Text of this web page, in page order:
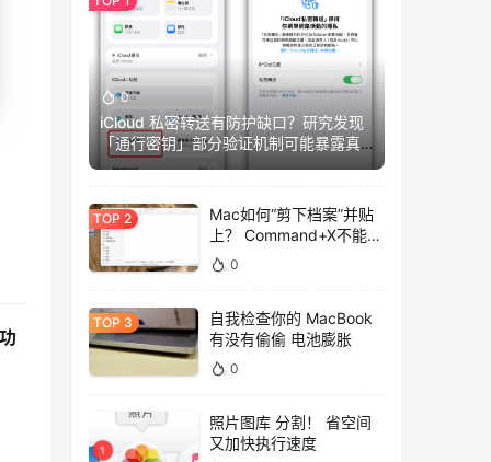
0
iCloud 私密转送有防护缺口？研究发现
「通行密钥」部分验证机制可能暴露真
实IP
Mac如何“剪下档案”并贴
上？ Command+X不能
用，用这招吧！
0
自我检查你的 MacBook
有没有偷偷 电池膨胀
0
照片图库 分割！ 省空间
又加快执行速度